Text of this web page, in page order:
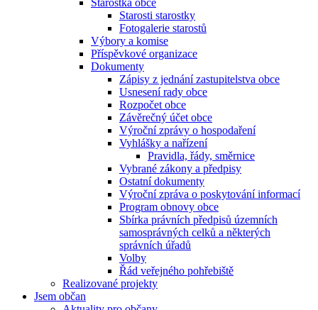
Starostka obce
Starosti starostky
Fotogalerie starostů
Výbory a komise
Příspěvkové organizace
Dokumenty
Zápisy z jednání zastupitelstva obce
Usnesení rady obce
Rozpočet obce
Závěrečný účet obce
Výroční zprávy o hospodaření
Vyhlášky a nařízení
Pravidla, řády, směrnice
Vybrané zákony a předpisy
Ostatní dokumenty
Výroční zpráva o poskytování informací
Program obnovy obce
Sbírka právních předpisů územních
samosprávných celků a některých
správních úřadů
Volby
Řád veřejného pohřebiště
Realizované projekty
Jsem občan